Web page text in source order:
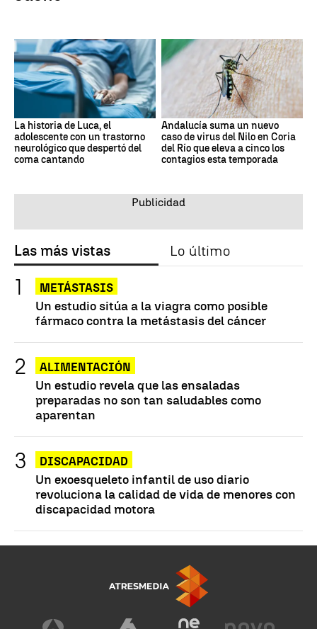
La historia de Luca, el
adolescente con un trastorno
neurológico que despertó del
coma cantando
Andalucía suma un nuevo
caso de virus del Nilo en Coria
del Río que eleva a cinco los
contagios esta temporada
Las más vistas Lo último
METÁSTASIS
Un estudio sitúa a la viagra como posible
fármaco contra la metástasis del cáncer
ALIMENTACIÓN
Un estudio revela que las ensaladas
preparadas no son tan saludables como
aparentan
DISCAPACIDAD
Un exoesqueleto infantil de uso diario
revoluciona la calidad de vida de menores con
discapacidad motora